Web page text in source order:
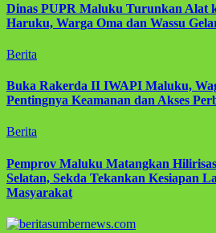
Dinas PUPR Maluku Turunkan Alat
Haruku, Warga Oma dan Wassu
Berita
Buka Rakerda II IWAPI Maluku,
Pentingnya Keamanan dan Akses
Berita
Pemprov Maluku Matangkan
Selatan, Sekda Tekankan Kesiapan
Masyarakat